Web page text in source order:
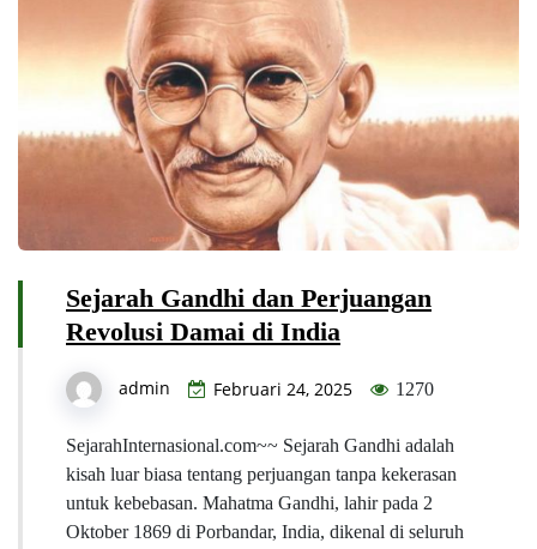
Sejarah Gandhi dan Perjuangan
Revolusi Damai di India
admin Februari 24, 2025 1270
SejarahInternasional.com~~ Sejarah Gandhi adalah
kisah luar biasa tentang perjuangan tanpa kekerasan
untuk kebebasan. Mahatma Gandhi, lahir pada 2
Oktober 1869 di Porbandar, India, dikenal di seluruh